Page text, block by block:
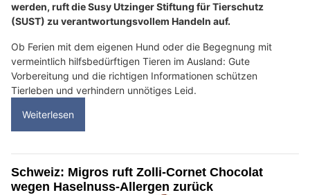
werden, ruft die Susy Utzinger Stiftung für Tierschutz
(SUST) zu verantwortungsvollem Handeln auf.
Ob Ferien mit dem eigenen Hund oder die Begegnung mit
vermeintlich hilfsbedürftigen Tieren im Ausland: Gute
Vorbereitung und die richtigen Informationen schützen
Tierleben und verhindern unnötiges Leid.
Weiterlesen
Schweiz: Migros ruft Zolli-Cornet Chocolat
wegen Haselnuss-Allergen zurück